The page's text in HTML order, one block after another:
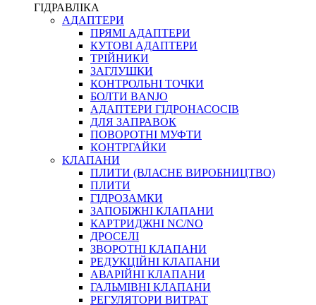
ФІТИНГИ ДІАГНОСТИЧНІ
АКСЕСУАРИ
ТРУБКИ ТА КОМПЛЕКТУЮЧІ
ФІТИНГИ ГІДРАВЛІЧНІ
ФІТИНГИ КОНДИЦІОНЕРНІ
ЗАХИСТ РУКАВІВ
ФІТИНГИ KARCHER
ФІТИНГИ НА ПІДЙОМ КАБІНИ
КОНЕКТОРИ
ХОМУТИ
ЧЕРВ`ЯЧНІ
ГІДРАВЛІКА
АДАПТЕРИ
ПРЯМІ АДАПТЕРИ
КУТОВІ АДАПТЕРИ
ТРІЙНИКИ
ЗАГЛУШКИ
КОНТРОЛЬНІ ТОЧКИ
БОЛТИ BANJO
АДАПТЕРИ ГІДРОНАСОСІВ
ДЛЯ ЗАПРАВОК
ПОВОРОТНІ МУФТИ
КОНТРГАЙКИ
КЛАПАНИ
ПЛИТИ (ВЛАСНЕ ВИРОБНИЦТВО)
ПЛИТИ
ГІДРОЗАМКИ
ЗАПОБІЖНІ КЛАПАНИ
КАРТРИДЖНІ NC/NO
ДРОСЕЛІ
ЗВОРОТНІ КЛАПАНИ
РЕДУКЦІЙНІ КЛАПАНИ
АВАРІЙНІ КЛАПАНИ
ГАЛЬМІВНІ КЛАПАНИ
РЕГУЛЯТОРИ ВИТРАТ